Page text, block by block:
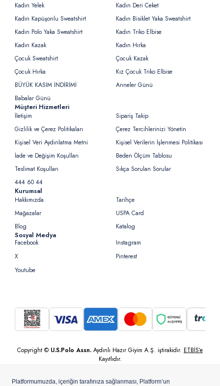
Kadın Yelek
Kadın Deri Ceket
Kadın Kapüşonlu Sweatshirt
Kadın Bisiklet Yaka Sweatshirt
Kadın Polo Yaka Sweatshirt
Kadın Triko Elbise
Kadın Kazak
Kadın Hırka
Çocuk Sweatshirt
Çocuk Kazak
Çocuk Hırka
Kız Çocuk Triko Elbise
BÜYÜK KASIM İNDİRİMİ
Anneler Günü
Babalar Günü
Müşteri Hizmetleri
İletişim
Sipariş Takip
Gizlilik ve Çerez Politikaları
Çerez Tercihlerinizi Yönetin
Kişisel Veri Aydınlatma Metni
Kişisel Verilerin İşlenmesi Politikası
İade ve Değişim Koşulları
Beden Ölçüm Tablosu
Teslimat Koşulları
Sıkça Sorulan Sorular
444 60 44
Kurumsal
Hakkımızda
Tarihçe
Mağazalar
USPA Card
Blog
Katalog
Sosyal Medya
Facebook
Instagram
X
Pinterest
Youtube
Copyright © U.S.Polo Assn. Aydınlı Hazır Giyim A.Ş. iştirakidir. ETBİS’e
Kayıtlıdır.